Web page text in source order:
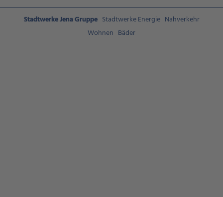
Stadtwerke Jena Gruppe Stadtwerke Energie Nahverkehr
Wohnen Bäder